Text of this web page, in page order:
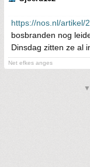
https://nos.nl/artikel/
bosbranden nog
Dinsdag zitten ze al
Net efkes anges
▼